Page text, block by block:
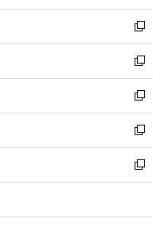
開
く
ウ
で
開
く
ン
ド
ウ
で
開
く
ウ
ィ
ン
ド
ウ
で
開
く
新
し
い
ウ
ィ
ン
ド
ウ
で
開
新
し
い
ウ
ィ
ン
ド
ウ
開
新
し
い
ウ
ィ
ン
ウ
新
し
い
ウ
ン
新
し
ウ